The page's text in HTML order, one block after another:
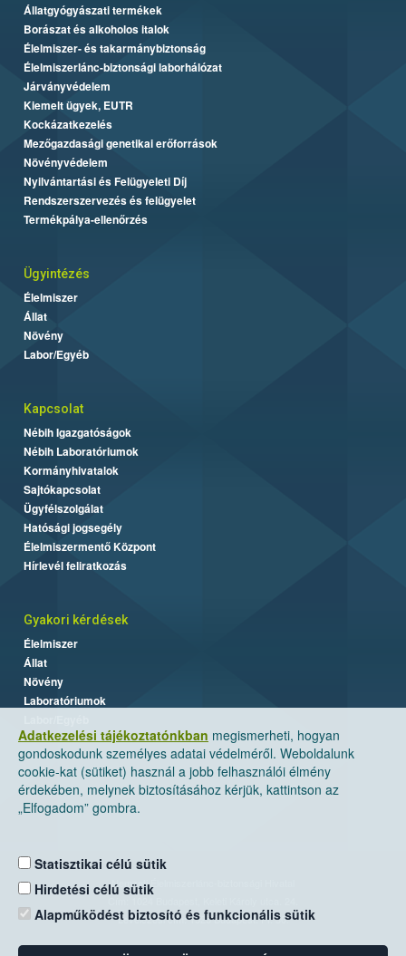
Adatkezelési tájékoztatónkban megismerheti, hogyan
gondoskodunk személyes adatai védelméről. Weboldalunk
cookie-kat (sütiket) használ a jobb felhasználói élmény
érdekében, melynek biztosításához kérjük, kattintson az
„Elfogadom” gombra.
Statisztikai célú sütik
Hirdetési célú sütik
Alapműködést biztosító és funkcionális sütik
Állatgyógyászati termékek
Borászat és alkoholos italok
Élelmiszer- és takarmánybiztonság
Élelmiszerlánc-biztonsági laborhálózat
Járványvédelem
Kiemelt ügyek, EUTR
Kockázatkezelés
Mezőgazdasági genetikai erőforrások
Növényvédelem
Nyilvántartási és Felügyeleti Díj
Rendszerszervezés és felügyelet
Termékpálya-ellenőrzés
Ügyintézés
Élelmiszer
Állat
Növény
Labor/Egyéb
Kapcsolat
Nébih Igazgatóságok
Nébih Laboratóriumok
Kormányhivatalok
Sajtókapcsolat
Ügyfélszolgálat
Hatósági jogsegély
Élelmiszermentő Központ
Hírlevél feliratkozás
Gyakori kérdések
Élelmiszer
Állat
Növény
Laboratóriumok
Nemzeti Élelmiszerlánc-biztonsági Hivatal
Levelezési cím: 1525 Budapest. Pf. 30.